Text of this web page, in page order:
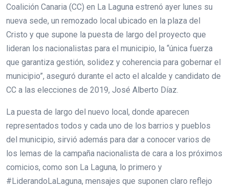
Coalición Canaria (CC) en La Laguna estrenó ayer lunes su
nueva sede, un remozado local ubicado en la plaza del
Cristo y que supone la puesta de largo del proyecto que
lideran los nacionalistas para el municipio, la “única fuerza
que garantiza gestión, solidez y coherencia para gobernar el
municipio”, aseguró durante el acto el alcalde y candidato de
CC a las elecciones de 2019, José Alberto Díaz.
La puesta de largo del nuevo local, donde aparecen
representados todos y cada uno de los barrios y pueblos
del municipio, sirvió además para dar a conocer varios de
los lemas de la campaña nacionalista de cara a los próximos
comicios, como son La Laguna, lo primero y
#LiderandoLaLaguna, mensajes que suponen claro reflejo